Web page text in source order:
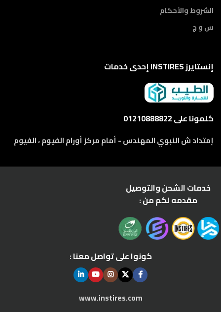
الشروط والأحكام
س و ج
إنستايرز INSTIRES إحدى خدمات
كلمونا على 01210888822
إمتداد ش النبوي المهندس - أمام مركز أورام الفيوم ، الفيوم
خدمات الشحن والتوصيل
مقدمه لكم من :
كونوا على تواصل معنا :
www.instires.com